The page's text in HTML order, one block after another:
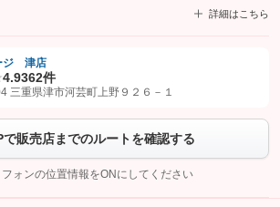
詳細はこちら
ーネットを友だち追加してから「許可する」ボタンを押
ボタンをタップして問い合わせを
さい。
こちら
ジ 津店
4.9362件
三重県津市河芸町上野９２６－１
で販売店までのルートを確認する
ォンの位置情報をONにしてください